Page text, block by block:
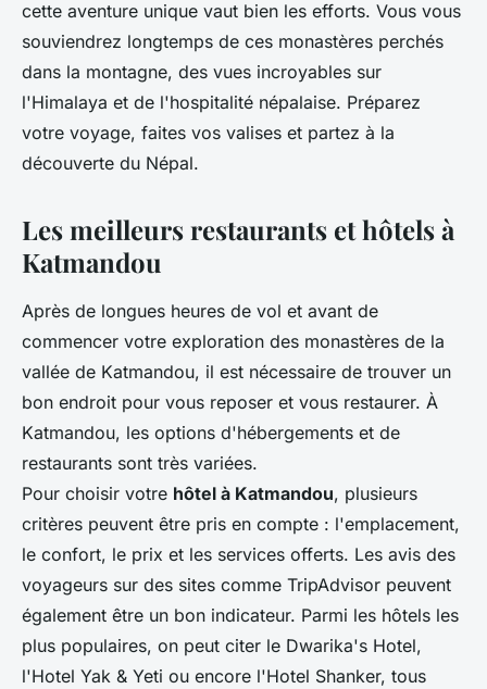
cette aventure unique vaut bien les efforts. Vous vous
souviendrez longtemps de ces monastères perchés
dans la montagne, des vues incroyables sur
l'Himalaya et de l'hospitalité népalaise. Préparez
votre voyage, faites vos valises et partez à la
découverte du Népal.
Les meilleurs restaurants et hôtels à
Katmandou
Après de longues heures de vol et avant de
commencer votre exploration des monastères de la
vallée de Katmandou, il est nécessaire de trouver un
bon endroit pour vous reposer et vous restaurer. À
Katmandou, les options d'hébergements et de
restaurants sont très variées.
Pour choisir votre hôtel à Katmandou, plusieurs
critères peuvent être pris en compte : l'emplacement,
le confort, le prix et les services offerts. Les avis des
voyageurs sur des sites comme TripAdvisor peuvent
également être un bon indicateur. Parmi les hôtels les
plus populaires, on peut citer le Dwarika's Hotel,
l'Hotel Yak & Yeti ou encore l'Hotel Shanker, tous